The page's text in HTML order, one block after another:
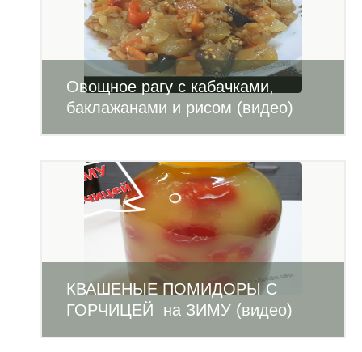
Овощное рагу с кабачками,
баклажанами и рисом (видео)
КВАШЕНЫЕ ПОМИДОРЫ С
ГОРЧИЦЕЙ на ЗИМУ (видео)